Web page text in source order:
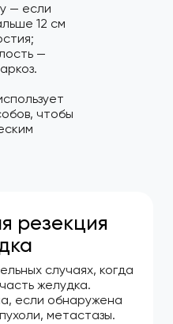
— если
12 см
—
чтобы
резекция
случаях, когда
желудка.
если обнаружена
метастазы.